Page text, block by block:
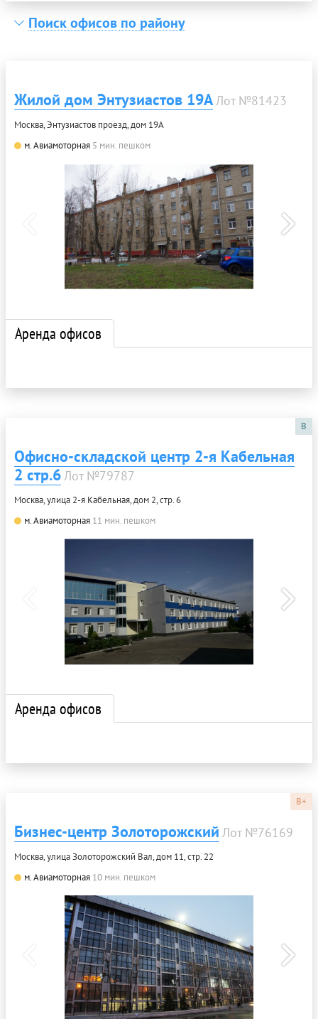
Поиск офисов по району
Жилой дом Энтузиастов 19АЛот №81423
Москва, Энтузиастов проезд, дом 19А
м. Авиамоторная 5 мин. пешком
Аренда офисов
B
Офисно-складской центр 2-я Кабельная
2 стр.6Лот №79787
Москва, улица 2-я Кабельная, дом 2, стр. 6
м. Авиамоторная 11 мин. пешком
Аренда офисов
B+
Бизнес-центр Золоторожский Лот №76169
Москва, улица Золоторожский Вал, дом 11, стр. 22
м. Авиамоторная 10 мин. пешком